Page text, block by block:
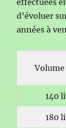
d’évoluer
années à
Volume
140
180